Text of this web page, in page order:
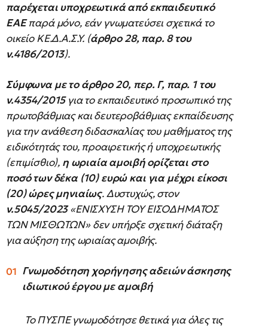
παρέχεται υποχρεωτικά από εκπαιδευτικό
ΕΑΕπαρά μόνο, εάν γνωματεύσει σχετικά το
οικείο ΚΕ.Δ.Α.Σ.Υ. (άρθρο 28, παρ. 8 του
ν.4186/2013).
Σύμφωνα με το άρθρο 20, περ. Γ, παρ. 1 του
ν.4354/2015 για το εκπαιδευτικό προσωπικό της
πρωτοβάθμιας και δευτεροβάθμιας εκπαίδευσης
για την ανάθεση διδασκαλίας του μαθήματος της
ειδικότητάς του, προαιρετικής ή υποχρεωτικής
(επιμίσθιο), η ωριαία αμοιβή ορίζεται στο
ποσό των δέκα (10) ευρώ και για μέχρι είκοσι
(20) ώρες μηνιαίως. Δυστυχώς, στον
ν.5045/2023«ΕΝΙΣΧΥΣΗ ΤΟΥ ΕΙΣΟΔΗΜΑΤΟΣ
ΤΩΝ ΜΙΣΘΩΤΩΝ» δεν υπήρξε σχετική διάταξη
για αύξηση της ωριαίας αμοιβής.
Γνωμοδότηση χορήγησης αδειών άσκησης
ιδιωτικού έργου με αμοιβή
Το ΠΥΣΠΕ γνωμοδότησε θετικά για όλες τις